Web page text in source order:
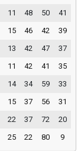
11 48 50
41
15 46 42
39
13 42 47
37
11 42 41
35
14 34 59
33
15 37 56
31
22 37 72
20
25 22 80 9